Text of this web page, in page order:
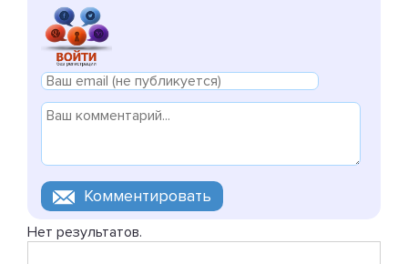
Нет результатов.